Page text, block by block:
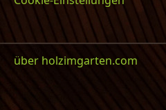
über holzimgarten.com